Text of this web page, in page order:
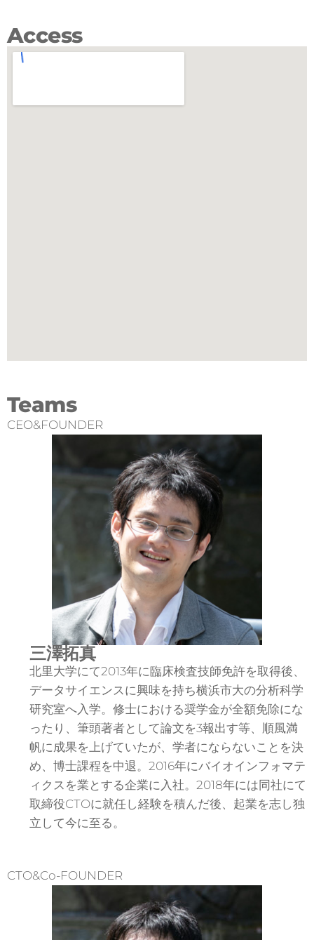
Access
Teams
CEO&FOUNDER
三澤拓真
北里大学にて2013年に臨床検査技師免許を取得後、
データサイエンスに興味を持ち横浜市大の分析科学
研究室へ入学。修士における奨学金が全額免除にな
ったり、筆頭著者として論文を3報出す等、順風満
帆に成果を上げていたが、学者にならないことを決
め、博士課程を中退。2016年にバイオインフォマテ
ィクスを業とする企業に入社。2018年には同社にて
取締役CTOに就任し経験を積んだ後、起業を志し独
立して今に至る。
CTO&Co-FOUNDER